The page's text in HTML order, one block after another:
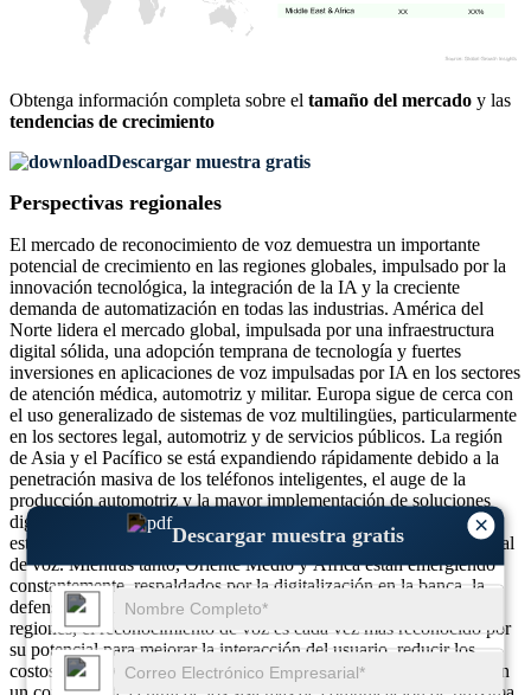
×
Descargar muestra gratis
XX%
XX
Obtenga información completa sobre el tamaño del mercado y las
tendencias de crecimiento
Descargar muestra gratis
Perspectivas regionales
El mercado de reconocimiento de voz demuestra un importante
potencial de crecimiento en las regiones globales, impulsado por la
innovación tecnológica, la integración de la IA y la creciente
demanda de automatización en todas las industrias. América del
Norte lidera el mercado global, impulsada por una infraestructura
digital sólida, una adopción temprana de tecnología y fuertes
inversiones en aplicaciones de voz impulsadas por IA en los sectores
de atención médica, automotriz y militar. Europa sigue de cerca con
el uso generalizado de sistemas de voz multilingües, particularmente
en los sectores legal, automotriz y de servicios públicos. La región
de Asia y el Pacífico se está expandiendo rápidamente debido a la
penetración masiva de los teléfonos inteligentes, el auge de la
producción automotriz y la mayor implementación de soluciones
digitales de atención médica. Países como China, India y Japón
están invirtiendo fuertemente en tecnologías de inteligencia artificial
de voz. Mientras tanto, Oriente Medio y África están emergiendo
constantemente, respaldados por la digitalización en la banca, la
defensa y las iniciativas de ciudades inteligentes. En todas las
regiones, el reconocimiento de voz es cada vez más reconocido por
su potencial para mejorar la interacción del usuario, reducir los
costos operativos y mejorar la productividad, lo que lo convierte en